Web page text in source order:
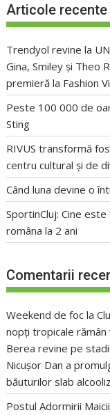
Articole recente
Trendyol revine la
Gina, Smiley și Theo
premieră la Fashion
Peste 100 000 de
Sting
RIVUS transformă
centru cultural și de
Când luna devine o
SportinCluj: Cine
româna la 2 ani
Comentarii
Weekend de foc la
nopți tropicale rămân
Berea revine pe
Nicușor Dan a
băuturilor slab
Postul Adormirii